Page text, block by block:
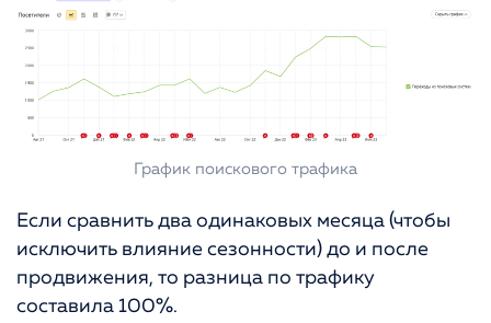
График поискового трафика
Если сравнить два одинаковых месяца (чтобы
исключить влияние сезонности) до и после
продвижения, то разница по трафику
составила 100%.